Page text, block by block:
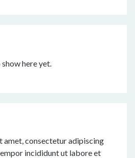
here yet.
amet, consectetur adipiscing
incididunt ut labore et